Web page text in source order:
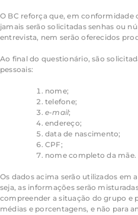
O BC reforça que, em conformidade
jamais serão solicitadas senhas ou
entrevista, nem serão oferecidos
Ao final do questionário, são
pessoais:
nome;
telefone;
e-mail;
endereço;
data de nascimento;
CPF;
nome completo da mãe.
Os dados acima serão utilizados em
seja, as informações serão
compreender a situação do grupo e
médias e porcentagens, e não para